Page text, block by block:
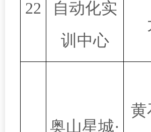
22
自动化实
训中心
奥山星城·
黄